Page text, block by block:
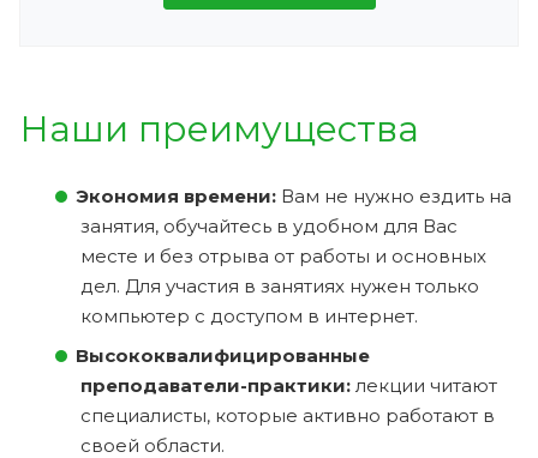
Наши преимущества
Экономия времени: Вам не нужно ездить на
занятия, обучайтесь в удобном для Вас
месте и без отрыва от работы и основных
дел. Для участия в занятиях нужен только
компьютер с доступом в интернет.
Высококвалифицированные
преподаватели-практики: лекции читают
специалисты, которые активно работают в
своей области.